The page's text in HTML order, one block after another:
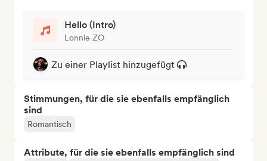
Hello (Intro)
Lonnie ZO
Zu einer Playlist hinzugefügt
Stimmungen, für die sie ebenfalls empfänglich
sind
Romantisch
Attribute, für die sie ebenfalls empfänglich sind